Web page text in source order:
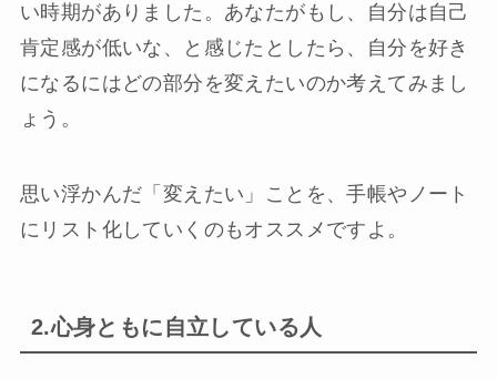
い時期がありました。あなたがもし、自分は自己
肯定感が低いな、と感じたとしたら、自分を好き
になるにはどの部分を変えたいのか考えてみまし
ょう。
思い浮かんだ「変えたい」ことを、手帳やノート
にリスト化していくのもオススメですよ。
2.心身ともに自立している人